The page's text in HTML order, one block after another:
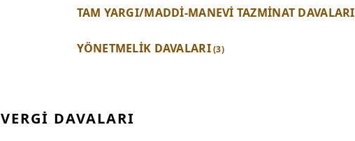
TAM YARGI/MADDİ-MANEVİ TAZMİNAT DAVALARI
YÖNETMELİK DAVALARI(3)
VERGİ DAVALARI